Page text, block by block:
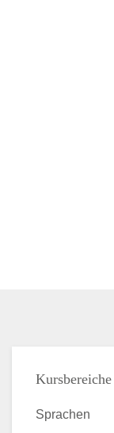
Kursbereiche
Sprachen